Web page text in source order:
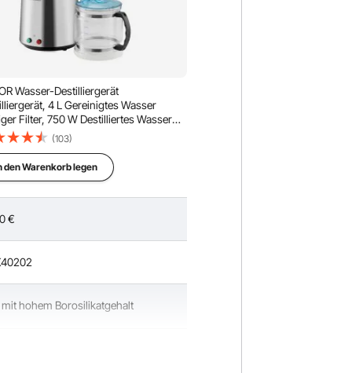
Wasser-Destilliergerät
4 L Gereinigtes Wasser
Filter, 750 W Destilliertes Wasser
Edelstahl Innenraum Destilliergerät
Silber Haushalt 1 LWasser pro Std.
(103)
den Warenkorb legen
€
mit hohem Borosilikatgehalt